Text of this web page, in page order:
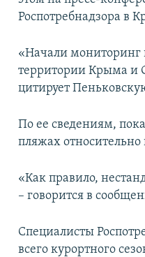
Роспотребнадзора в
«Начали мониторинг
территории Крыма и
цитирует
По ее сведениям,
пляжах относительно
«Как правило,
– говорится в
Специалисты
всего курортного